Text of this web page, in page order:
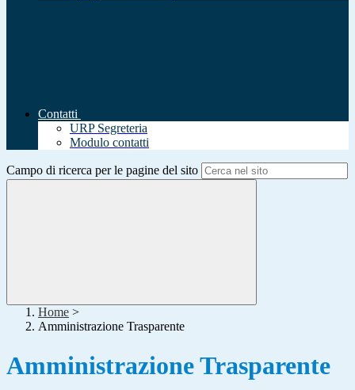
Contatti
URP Segreteria
Modulo contatti
Campo di ricerca per le pagine del sito
Home >
Amministrazione Trasparente
Amministrazione Trasparente